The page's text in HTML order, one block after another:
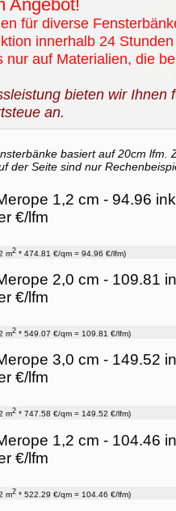
Angebot!
für diverse
innerhalb 24
nur auf Materialien, die
bieten wir Ihnen
an.
basiert auf 20cm lfm.
der Seite sind nur
1,2 cm - 94.96
€/lfm
m2 * 474.81 €/qm = 94.96 €/lfm)
2,0 cm - 109.81
€/lfm
m2 * 549.07 €/qm = 109.81 €/lfm)
3,0 cm - 149.52
€/lfm
m2 * 747.58 €/qm = 149.52 €/lfm)
1,2 cm - 104.46
€/lfm
m2 * 522.29 €/qm = 104.46 €/lfm)